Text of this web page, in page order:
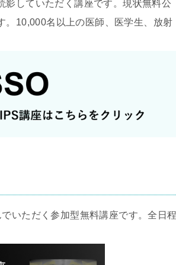
していただく講座です。現状無料公
。10,000名以上の医師、医学生、放射
いただく参加型無料講座です。全日